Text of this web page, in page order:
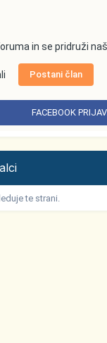
in se pridruži
Postani član
FACEBOOK
te strani.